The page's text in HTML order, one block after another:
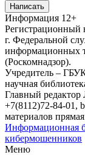
Написать
Информация 12+
г. Федеральной
информационных
(Роскомнадзор).
Учредитель –
научная
Главный
+7(8112)72-84-01,
материалов
Информационная
кибермошенников
Меню